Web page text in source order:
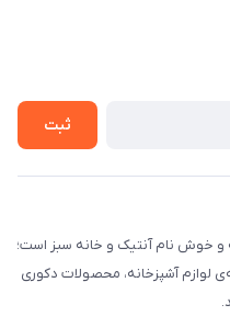
ثبت
و خوش‌ نام آنتیک و خانه سبز است؛
1388 با هدف ارائه‌ی لوازم آشپزخانه، محصولات دکوری